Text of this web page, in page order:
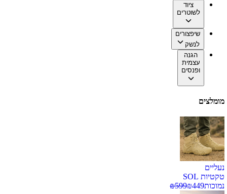
ציוד
לשוטרים
שיפצורים
לנשק
הגנה
עצמית
ופנסים
מומלצים
נעליים
טקטיות SOL
נמוכות
₪449
₪599